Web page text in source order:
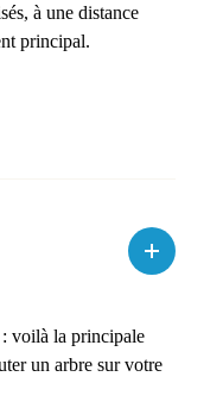
à une distance
principal.
voilà la principale
un arbre sur votre